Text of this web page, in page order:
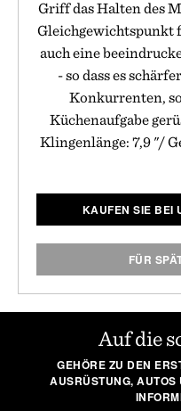
Griff das Halten des
Gleichgewichtspunkt
auch eine
- so dass es
Konkurrenten,
Küchenaufgabe
Klingenlänge: 7,9 "/
KAUFEN SIE BEI
FÜR
Auf die
GEHÖRE ZU DEN
AUSRÜSTUNG,